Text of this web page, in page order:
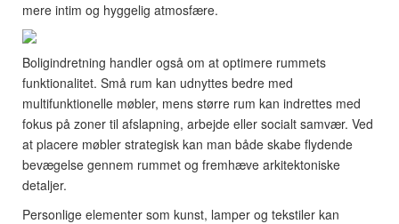
mere intim og hyggelig atmosfære.
Boligindretning handler også om at optimere rummets
funktionalitet. Små rum kan udnyttes bedre med
multifunktionelle møbler, mens større rum kan indrettes med
fokus på zoner til afslapning, arbejde eller socialt samvær. Ved
at placere møbler strategisk kan man både skabe flydende
bevægelse gennem rummet og fremhæve arkitektoniske
detaljer.
Personlige elementer som kunst, lamper og tekstiler kan